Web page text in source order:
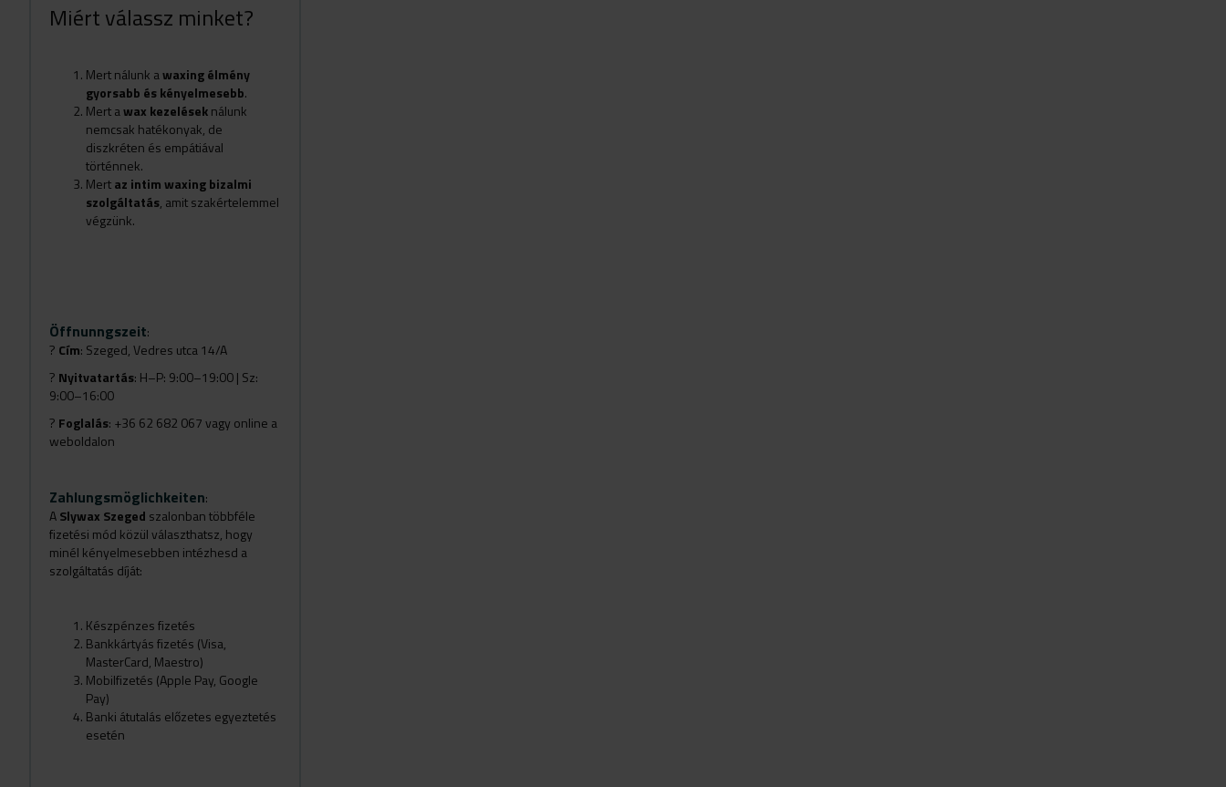
Miért válassz minket?
Mert nálunk awaxing élmény
gyorsabb és kényelmesebb.
Mert awax kezeléseknálunk
nemcsak hatékonyak, de
diszkréten és empátiával
történnek.
Mertaz intim waxing bizalmi
szolgáltatás, amit szakértelemmel
végzünk.
Öffnunngszeit:
? Cím: Szeged, Vedres utca 14/A
? Nyitvatartás: H–P: 9:00–19:00 | Sz:
9:00–16:00
? Foglalás: +36 62 682 067 vagy online a
weboldalon
Zahlungsmöglichkeiten:
ASlywax Szeged szalonban többféle
fizetési mód közül választhatsz, hogy
minél kényelmesebben intézhesd a
szolgáltatás díját:
Készpénzes fizetés
Bankkártyás fizetés (Visa,
MasterCard, Maestro)
Mobilfizetés (Apple Pay, Google
Pay)
Banki átutalás előzetes egyeztetés
esetén